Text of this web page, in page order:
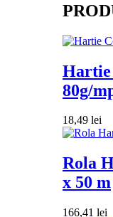
Hartie
80g/
18,49 lei
Rola
x 50 m
166,41 lei